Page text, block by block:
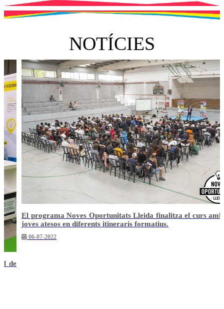
NOTÍCIES
426
La Fundació Banc de Recursos de Lleida fa una
portàtils a Noves Oportunitats Lleida